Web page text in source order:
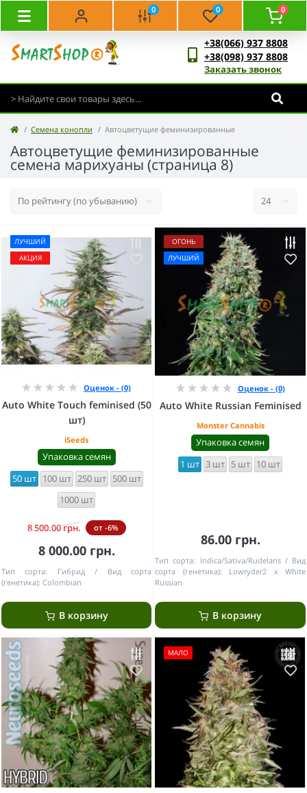
0 0 0
+38(066) 937 8808
+38(098) 937 8808
Заказать звонок
Семена конопли Автоцветущие феминизированные
Автоцветущие феминизированные
семена марихуаны (страница 8)
ЛУЧШИЙ
АКЦИЯ
Оценок - (0)
Auto White Touch feminised (50
шт)
iSeeds
Упаковка семян
50 шт 100 шт 250 шт 500 шт
1000 шт
8 500.00 грн. от -6%
8 000.00 грн.
Тип сорта: Гибрид
Вид сорта
(генетика): Colombian
В корзину
ОГОНЬ
ЛУЧШИЙ
Оценок - (0)
Auto White Russian Feminised
Monster Cannabis
Упаковка семян
1 шт 3 шт 5 шт 10 шт
86.00 грн.
Тип сорта: Indica/Sativa/Rudelaris
Вид
сорта (генетика):
Lowryder2 x White
Russian
В корзину
МАЛО